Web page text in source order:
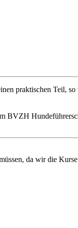
praktischen Teil,
BVZH
da wir die